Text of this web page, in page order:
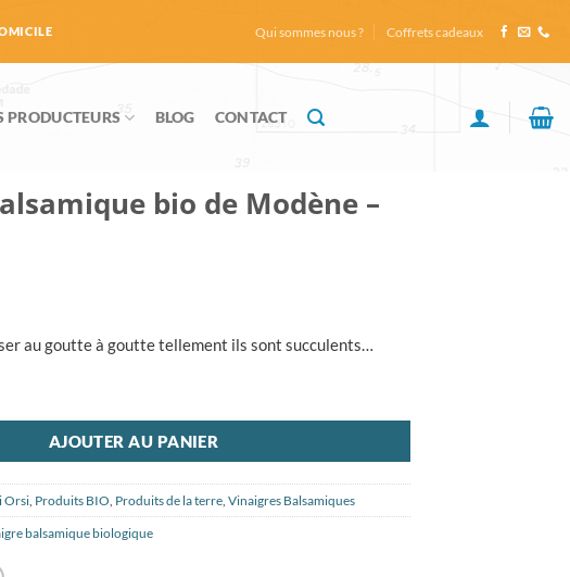
Qui sommes nous ? Coffrets cadeaux
PRODUCTEURS BLOG CONTACT
bio de Modène –
au goutte à goutte tellement ils sont succulents…
AJOUTER AU PANIER
Orsi Produits BIO Produits de la terre Vinaigres Balsamiques
balsamique biologique